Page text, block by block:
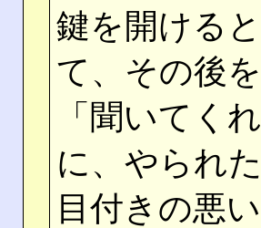
鍵を開ける
て、その後
「聞いてく
に、やられ
目付きの悪